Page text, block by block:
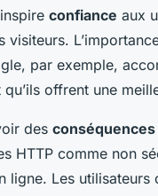
confiance aux
par exemple,
offrent une
des conséquences
HTTP comme non
ligne. Les utilisateurs